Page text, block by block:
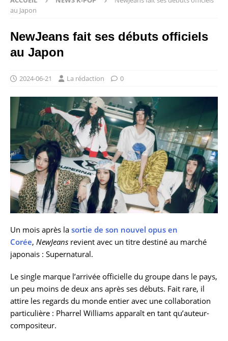
au Japon
NewJeans fait ses débuts officiels
au Japon
2024-06-21 La rédaction 0
Un mois après la sortie de son nouvel opus en
Corée, NewJeans revient avec un titre destiné au marché
japonais : Supernatural.
Le single marque l’arrivée officielle du groupe dans le pays,
un peu moins de deux ans après ses débuts. Fait rare, il
attire les regards du monde entier avec une collaboration
particulière : Pharrel Williams apparaît en tant qu’auteur-
compositeur.